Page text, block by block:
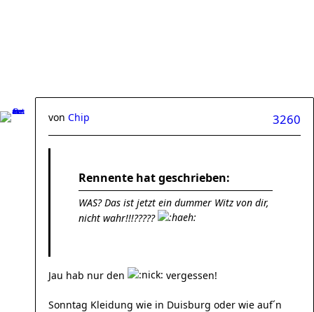
3260
von Chip
Rennente hat geschrieben:
WAS? Das ist jetzt ein dummer Witz von dir,
nicht wahr!!!?????
Jau hab nur den vergessen!
Sonntag Kleidung wie in Duisburg oder wie auf´n